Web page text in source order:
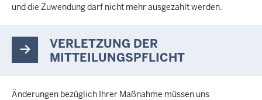
und die Zuwendung darf nicht mehr ausgezahlt werden.
VERLETZUNG DER
MITTEILUNGSPFLICHT
Änderungen bezüglich Ihrer Maßnahme müssen uns